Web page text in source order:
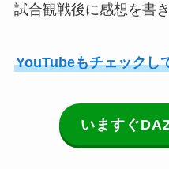
試合観戦後に感想を書き
YouTubeもチェックし
いますぐ